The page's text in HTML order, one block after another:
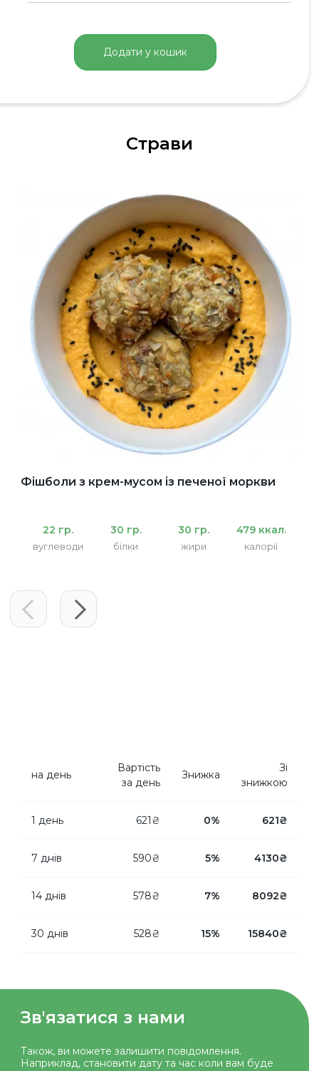
Додати у кошик
Страви
Фішболи з крем-мусом із печеної моркви
22 гр.
вуглеводи
30 гр.
білки
30 гр.
жири
479 ккал.
калорії
на день
Вартість
за день
Знижка
Зi
знижкою
1 день 621₴ 0% 621₴
7 днів 590₴ 5% 4130₴
14 днів 578₴ 7% 8092₴
30 днів 528₴ 15% 15840₴
Зв'язатися з нами
Також, ви можете залишити повiдомлення.
Наприклад, становити дату та час коли вам буде